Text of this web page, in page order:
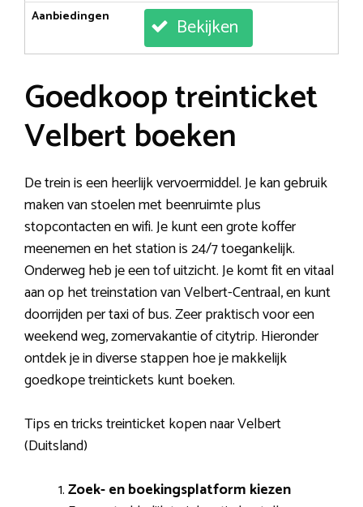
Aanbiedingen
Bekijken
Goedkoop treinticket
Velbert boeken
De trein is een heerlijk vervoermiddel. Je kan gebruik
maken van stoelen met beenruimte plus
stopcontacten en wifi. Je kunt een grote koffer
meenemen en het station is 24/7 toegankelijk.
Onderweg heb je een tof uitzicht. Je komt fit en vitaal
aan op het treinstation van Velbert-Centraal, en kunt
doorrijden per taxi of bus. Zeer praktisch voor een
weekend weg, zomervakantie of citytrip. Hieronder
ontdek je in diverse stappen hoe je makkelijk
goedkope treintickets kunt boeken.
Tips en tricks treinticket kopen naar Velbert
(Duitsland)
Zoek- en boekingsplatform kiezen